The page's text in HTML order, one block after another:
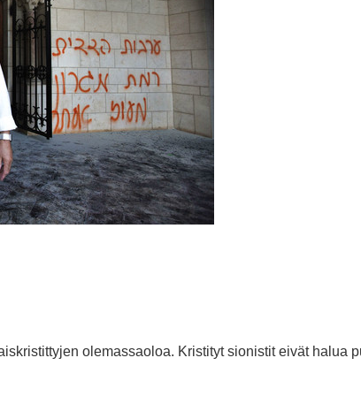
olemassaoloa. Kristityt sionistit eivät halua